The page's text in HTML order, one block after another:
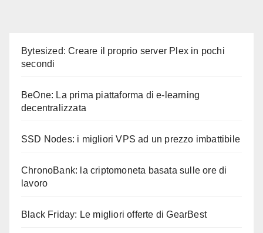
Bytesized: Creare il proprio server Plex in pochi
secondi
BeOne: La prima piattaforma di e-learning
decentralizzata
SSD Nodes: i migliori VPS ad un prezzo imbattibile
ChronoBank: la criptomoneta basata sulle ore di
lavoro
Black Friday: Le migliori offerte di GearBest